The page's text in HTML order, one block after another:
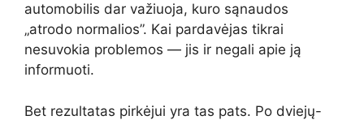
automobilis dar važiuoja, kuro sąnaudos
„atrodo normalios”. Kai pardavėjas tikrai
nesuvokia problemos — jis ir negali apie ją
informuoti.
Bet rezultatas pirkėjui yra tas pats. Po dviejų-